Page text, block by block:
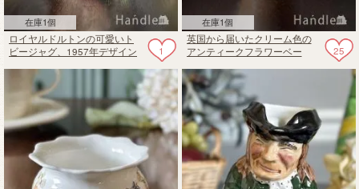
在庫1個
1
ロイヤルドルトンの可愛いト
ビージャグ、1957年デザイン
在庫1個
25
英国から届いたクリーム色の
アンティークフラワーベー